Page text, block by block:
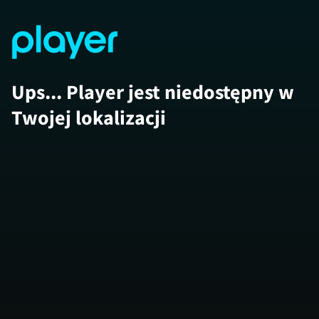
Ups... Player jest niedostępny w
Twojej lokalizacji